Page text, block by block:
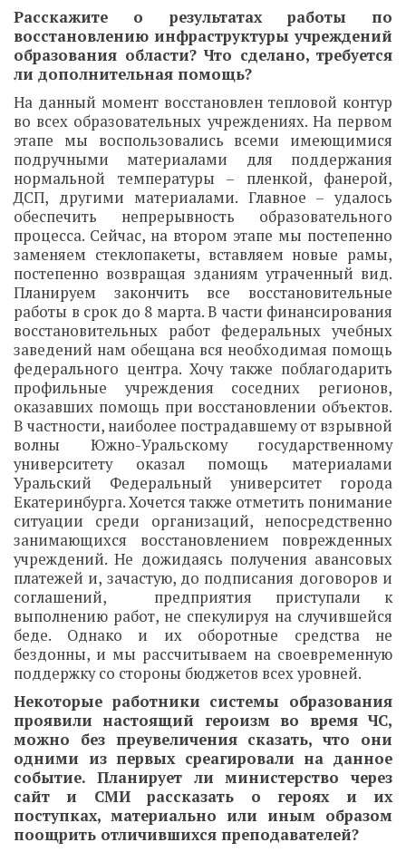
Расскажите о результатах работы по
восстановлению инфраструктуры учреждений
образования области? Что сделано, требуется
ли дополнительная помощь?
На данный момент восстановлен тепловой контур
во всех образовательных учреждениях. На первом
этапе мы воспользовались всеми имеющимися
подручными материалами для поддержания
нормальной температуры – пленкой, фанерой,
ДСП, другими материалами. Главное – удалось
обеспечить непрерывность образовательного
процесса. Сейчас, на втором этапе мы постепенно
заменяем стеклопакеты, вставляем новые рамы,
постепенно возвращая зданиям утраченный вид.
Планируем закончить все восстановительные
работы в срок до 8 марта. В части финансирования
восстановительных работ федеральных учебных
заведений нам обещана вся необходимая помощь
федерального центра. Хочу также поблагодарить
профильные учреждения соседних регионов,
оказавших помощь при восстановлении объектов.
В частности, наиболее пострадавшему от взрывной
волны Южно-Уральскому государственному
университету оказал помощь материалами
Уральский Федеральный университет города
Екатеринбурга. Хочется также отметить понимание
ситуации среди организаций, непосредственно
занимающихся восстановлением поврежденных
учреждений. Не дожидаясь получения авансовых
платежей и, зачастую, до подписания договоров и
соглашений, предприятия приступали к
выполнению работ, не спекулируя на случившейся
беде. Однако и их оборотные средства не
бездонны, и мы рассчитываем на своевременную
поддержку со стороны бюджетов всех уровней.
Некоторые работники системы образования
проявили настоящий героизм во время ЧС,
можно без преувеличения сказать, что они
одними из первых среагировали на данное
событие. Планирует ли министерство через
сайт и СМИ рассказать о героях и их
поступках, материально или иным образом
поощрить отличившихся преподавателей?